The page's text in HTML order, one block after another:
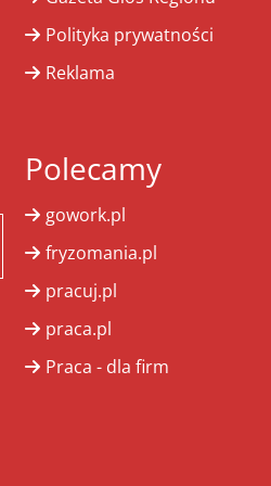
Polityka prywatności
Reklama
Polecamy
gowork.pl
fryzomania.pl
pracuj.pl
praca.pl
Praca - dla firm